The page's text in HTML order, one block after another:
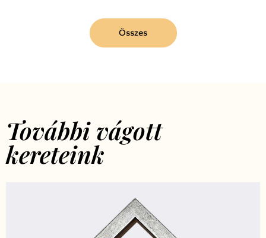
Összes
További vágott
kereteink